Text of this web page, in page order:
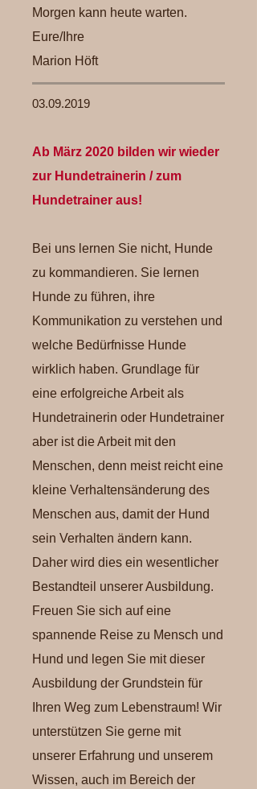
Morgen kann heute warten.
Eure/Ihre
Marion Höft
03.09.2019
Ab März 2020 bilden wir wieder
zur Hundetrainerin / zum
Hundetrainer aus!
Bei uns lernen Sie nicht, Hunde
zu kommandieren. Sie lernen
Hunde zu führen, ihre
Kommunikation zu verstehen und
welche Bedürfnisse Hunde
wirklich haben. Grundlage für
eine erfolgreiche Arbeit als
Hundetrainerin oder Hundetrainer
aber ist die Arbeit mit den
Menschen, denn meist reicht eine
kleine Verhaltensänderung des
Menschen aus, damit der Hund
sein Verhalten ändern kann.
Daher wird dies ein wesentlicher
Bestandteil unserer Ausbildung.
Freuen Sie sich auf eine
spannende Reise zu Mensch und
Hund und legen Sie mit dieser
Ausbildung der Grundstein für
Ihren Weg zum Lebenstraum! Wir
unterstützen Sie gerne mit
unserer Erfahrung und unserem
Wissen, auch im Bereich der